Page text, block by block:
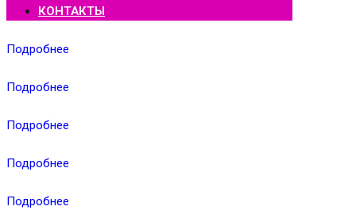
КОНТАКТЫ
Подробнее
Подробнее
Подробнее
Подробнее
Подробнее